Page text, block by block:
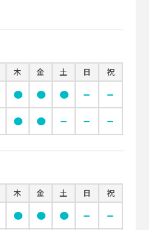
木 金 土 日
祝
circle circle circle remove remove
circle circle remove remove remove
木 金 土 日
祝
circle circle circle remove remove